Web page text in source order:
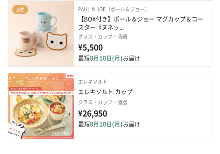
3位 PAUL ＆ JOE（ポール＆ジョー）
【BOX付き】ポール＆ジョー マグカップ＆コー
スター《ヌネッ...
グラス・カップ・酒器
¥5,500
最短8月10日(月)お届け
4位 エレキソルト
エレキソルト カップ
グラス・カップ・酒器
¥26,950
最短8月10日(月)お届け